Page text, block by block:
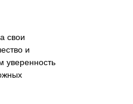
свои
и
уверенность